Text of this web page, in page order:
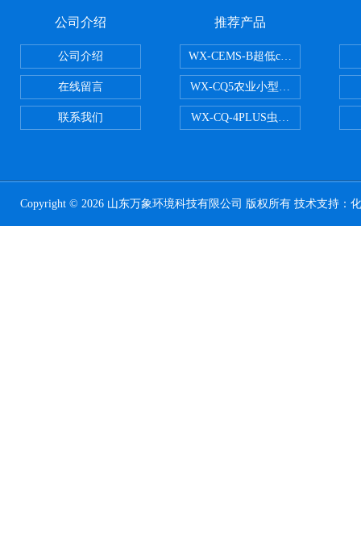
公司介绍
公司介绍
在线留言
联系我们
推荐产品
WX-CEMS-B超低cems烟气监测系
WX-CQ5农业小型气象站
WX-CQ-4PLUS虫情测报灯
Copyright © 2026 山东万象环境科技有限公司 版权所有 技术支持：